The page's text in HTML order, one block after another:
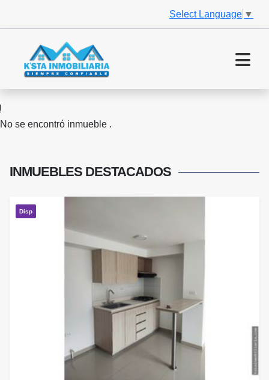
Select Language ▼
No se encontró inmueble .
INMUEBLES DESTACADOS
Disp